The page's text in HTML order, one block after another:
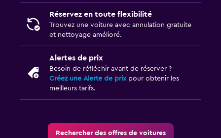
Réservez en toute flexibilité
Trouvez une voiture avec annulation gratuite
et nettoyage amélioré.
Alertes de prix
Besoin de réfléchir avant de réserver ?
Créez une Alerte de prixpour obtenir les
meilleurs tarifs.
Rechercher des offres de voitures